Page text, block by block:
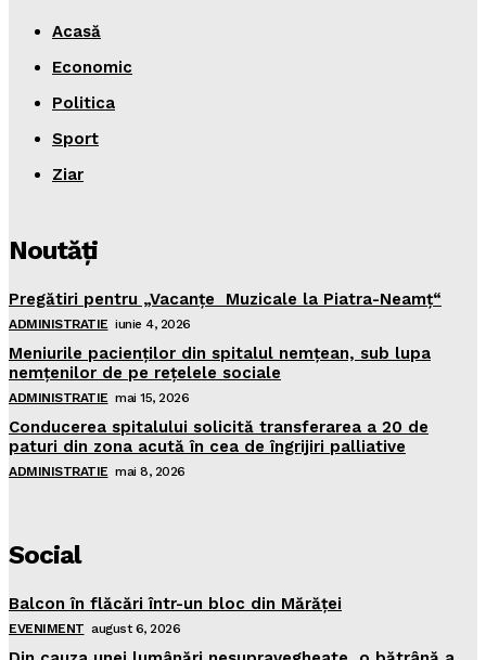
Acasă
Economic
Politica
Sport
Ziar
Noutăţi
Pregătiri pentru „Vacanţe Muzicale la Piatra-Neamţ“
ADMINISTRATIE iunie 4, 2026
Meniurile pacienţilor din spitalul nemţean, sub lupa
nemţenilor de pe reţelele sociale
ADMINISTRATIE mai 15, 2026
Conducerea spitalului solicită transferarea a 20 de
paturi din zona acută în cea de îngrijiri palliative
ADMINISTRATIE mai 8, 2026
Social
Balcon în flăcări într-un bloc din Mărăţei
EVENIMENT august 6, 2026